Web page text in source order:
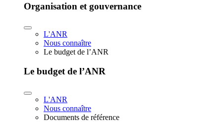
Organisation et gouvernance
L'ANR
Nous connaître
Le budget de l’ANR
Le budget de l’ANR
L'ANR
Nous connaître
Documents de référence